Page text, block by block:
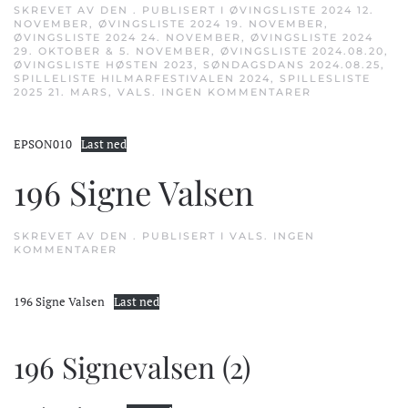
SKREVET AV DEN . PUBLISERT I ØVINGSLISTE 2024 12.
NOVEMBER , ØVINGSLISTE 2024 19. NOVEMBER ,
ØVINGSLISTE 2024 24. NOVEMBER , ØVINGSLISTE 2024
29. OKTOBER & 5. NOVEMBER , ØVINGSLISTE 2024.08.20,
ØVINGSLISTE HØSTEN 2023, SØNDAGSDANS 2024.08.25,
SPILLELISTE HILMARFESTIVALEN 2024, SPILLESLISTE
2025 21. MARS , VALS . INGEN KOMMENTARER
EPSON010 Last ned
196 Signe Valsen
SKREVET AV DEN . PUBLISERT I VALS . INGEN
KOMMENTARER
196 Signe Valsen Last ned
196 Signevalsen (2)